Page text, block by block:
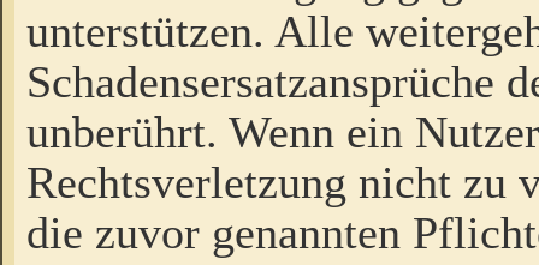
unterstützen. Alle
Schadensersatzansprüche
unberührt. Wenn ein
Rechtsverletzung nicht zu
die zuvor genannten